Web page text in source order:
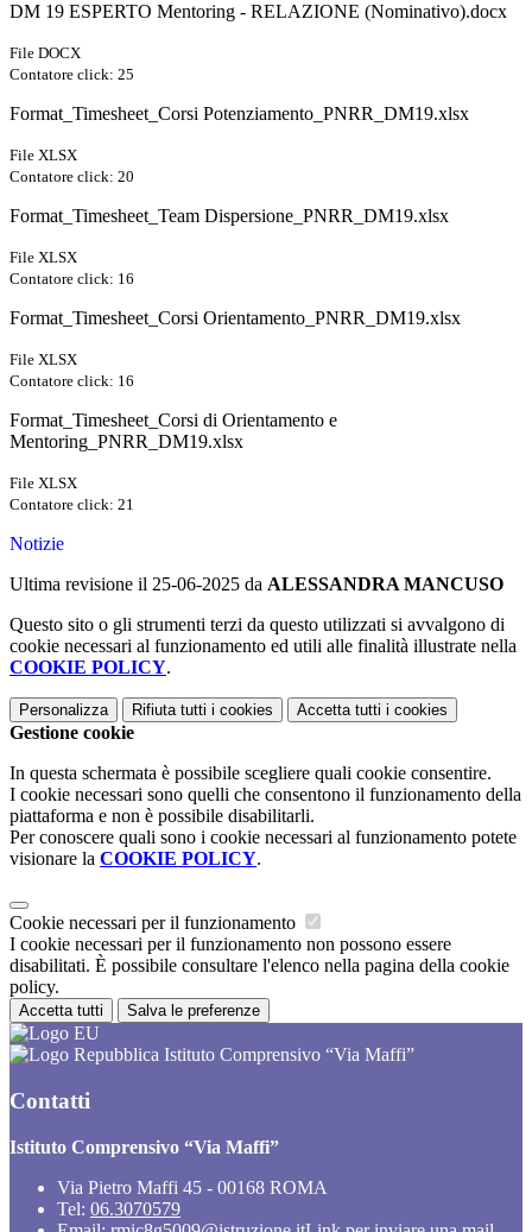
DM 19 ESPERTO Mentoring - RELAZIONE (Nominativo).docx
File DOCX
Contatore click: 25
Format_Timesheet_Corsi Potenziamento_PNRR_DM19.xlsx
File XLSX
Contatore click: 20
Format_Timesheet_Team Dispersione_PNRR_DM19.xlsx
File XLSX
Contatore click: 16
Format_Timesheet_Corsi Orientamento_PNRR_DM19.xlsx
File XLSX
Contatore click: 16
Format_Timesheet_Corsi di Orientamento e
Mentoring_PNRR_DM19.xlsx
File XLSX
Contatore click: 21
Notizie
Ultima revisione il 25-06-2025 da ALESSANDRA MANCUSO
Questo sito o gli strumenti terzi da questo utilizzati si avvalgono di
cookie necessari al funzionamento ed utili alle finalità illustrate nella
COOKIE POLICY.
Personalizza Rifiuta tutti i cookies Accetta tutti i cookies
Gestione cookie
In questa schermata è possibile scegliere quali cookie consentire.
I cookie necessari sono quelli che consentono il funzionamento della
piattaforma e non è possibile disabilitarli.
Per conoscere quali sono i cookie necessari al funzionamento potete
visionare la COOKIE POLICY.
Cookie necessari per il funzionamento
I cookie necessari per il funzionamento non possono essere
disabilitati. È possibile consultare l'elenco nella pagina della cookie
policy.
Accetta tutti Salva le preferenze
Istituto Comprensivo “Via Maffi”
Contatti
Istituto Comprensivo “Via Maffi”
Via Pietro Maffi 45 - 00168 ROMA
Tel: 06.3070579